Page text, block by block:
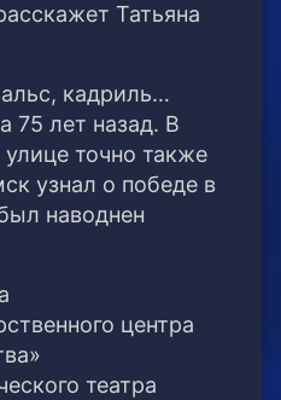
Татьяна
кадриль…
75 лет назад. В
точно также
узнал о победе в
наводнен
центра
театра